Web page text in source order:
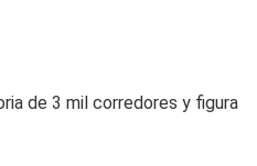
de 3 mil corredores y figura